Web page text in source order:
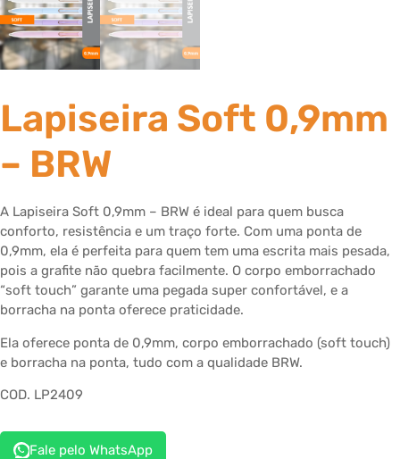
Lapiseira Soft 0,9mm
– BRW
A Lapiseira Soft 0,9mm – BRW é ideal para quem busca
conforto, resistência e um traço forte. Com uma ponta de
0,9mm, ela é perfeita para quem tem uma escrita mais pesada,
pois a grafite não quebra facilmente. O corpo emborrachado
“soft touch” garante uma pegada super confortável, e a
borracha na ponta oferece praticidade.
Ela oferece ponta de 0,9mm, corpo emborrachado (soft touch)
e borracha na ponta, tudo com a qualidade BRW.
COD. LP2409
Fale pelo WhatsApp